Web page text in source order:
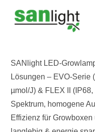
SANlight LED-
Lösungen – EVO-Serie
µmol/J) & FLEX II
Spektrum, homogene
Effizienz für